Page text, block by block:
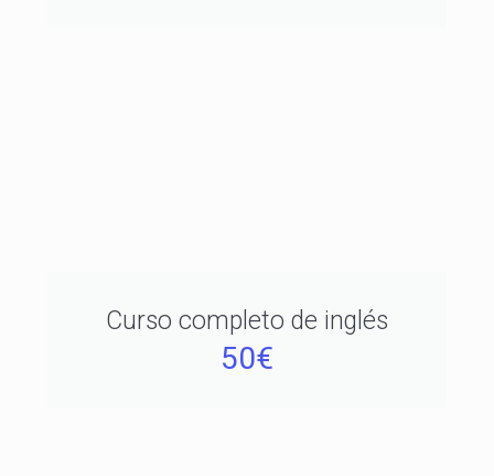
Curso completo de inglés
50€